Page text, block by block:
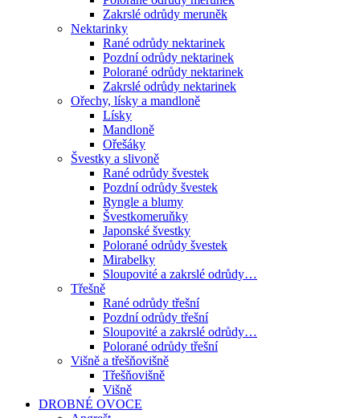
Zakrslé odrůdy meruněk
Nektarinky
Rané odrůdy nektarinek
Pozdní odrůdy nektarinek
Polorané odrůdy nektarinek
Zakrslé odrůdy nektarinek
Ořechy, lísky a mandloně
Lísky
Mandloně
Ořešáky
Švestky a slivoně
Rané odrůdy švestek
Pozdní odrůdy švestek
Ryngle a blumy
Švestkomeruňky
Japonské švestky
Polorané odrůdy švestek
Mirabelky
Sloupovité a zakrslé odrůdy…
Třešně
Rané odrůdy třešní
Pozdní odrůdy třešní
Sloupovité a zakrslé odrůdy…
Polorané odrůdy třešní
Višně a třešňovišně
Třešňovišně
Višně
DROBNÉ OVOCE